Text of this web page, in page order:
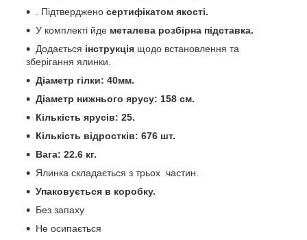
. Підтверджено сертифікатом якості.
У комплекті йде металева розбірна підставка.
Додається інструкція щодо встановлення та
зберігання ялинки.
Діаметр гілки: 40мм.
Діаметр нижнього ярусу: 158 см.
Кількість ярусів: 25.
Кількість відростків: 676 шт.
Вага: 22.6 кг.
Ялинка складається з трьох частин.
Упаковується в коробку.
Без запаху
Не осипається